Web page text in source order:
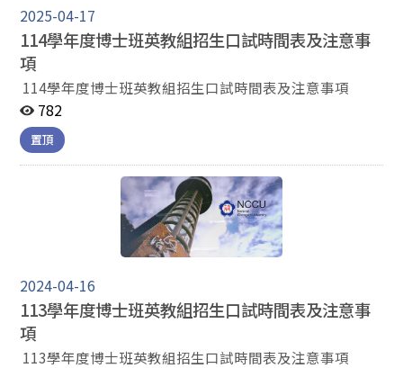
2025-04-17
114學年度博士班英教組招生口試時間表及注意事
項
114學年度博士班英教組招生口試時間表及注意事項
782
置頂
2024-04-16
113學年度博士班英教組招生口試時間表及注意事
項
113學年度博士班英教組招生口試時間表及注意事項